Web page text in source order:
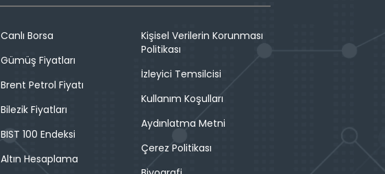
Canlı Borsa
Gümüş Fiyatları
Brent Petrol Fiyatı
Bilezik Fiyatları
BIST 100 Endeksi
Altın Hesaplama
Kişisel Verilerin Korunması
Politikası
İzleyici Temsilcisi
Kullanım Koşulları
Aydınlatma Metni
Çerez Politikası